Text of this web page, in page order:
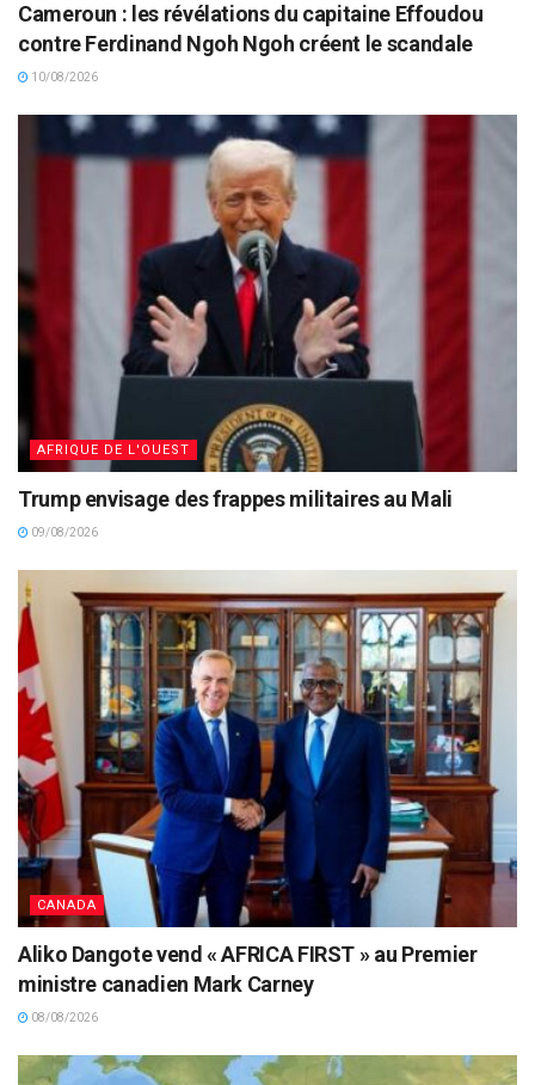
Cameroun : les révélations du capitaine Effoudou
contre Ferdinand Ngoh Ngoh créent le scandale
10/08/2026
AFRIQUE DE L'OUEST
Trump envisage des frappes militaires au Mali
09/08/2026
CANADA
Aliko Dangote vend « AFRICA FIRST » au Premier
ministre canadien Mark Carney
08/08/2026